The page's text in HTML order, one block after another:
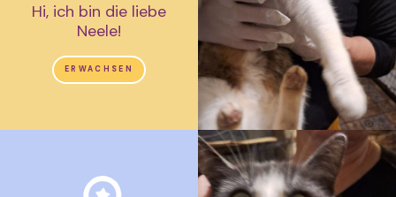
Hi, ich bin die liebe
Neele!
ERWACHSEN